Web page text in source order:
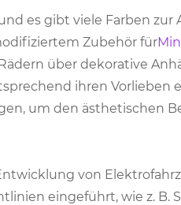
es gibt viele Farben
Zubehör für
über dekorative
ihren Vorlieben
um den ästhetischen
von
eingeführt, wie z.